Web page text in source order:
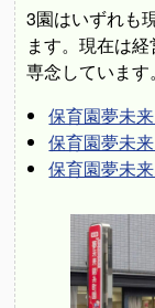
3園はいずれも
ます。現在は
専念しています。
保育園夢未
保育園夢未
保育園夢未